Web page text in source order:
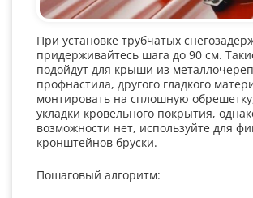
При установке трубчатых
придерживайтесь шага до 90 см.
подойдут для крыши из
профнастила, другого гладкого
монтировать на сплошную
укладки кровельного покрытия,
возможности нет, используйте для
кронштейнов бруски.
Пошаговый алгоритм: